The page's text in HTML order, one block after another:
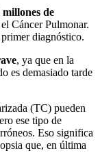
millones de
Cáncer Pulmonar.
diagnóstico.
, ya que en la
es demasiado tarde
(TC) pueden
ese tipo de
Eso significa
que, en última